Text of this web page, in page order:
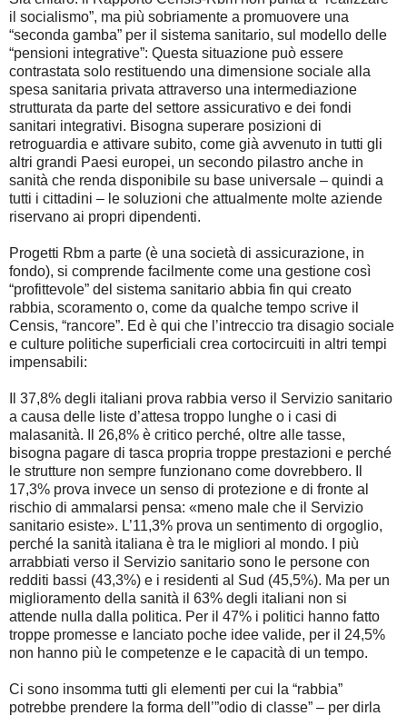
il socialismo”, ma più sobriamente a promuovere una
“seconda gamba” per il sistema sanitario, sul modello delle
“pensioni integrative”: Questa situazione può essere
contrastata solo restituendo una dimensione sociale alla
spesa sanitaria privata attraverso una intermediazione
strutturata da parte del settore assicurativo e dei fondi
sanitari integrativi. Bisogna superare posizioni di
retroguardia e attivare subito, come già avvenuto in tutti gli
altri grandi Paesi europei, un secondo pilastro anche in
sanità che renda disponibile su base universale – quindi a
tutti i cittadini – le soluzioni che attualmente molte aziende
riservano ai propri dipendenti.
Progetti Rbm a parte (è una società di assicurazione, in
fondo), si comprende facilmente come una gestione così
“profittevole” del sistema sanitario abbia fin qui creato
rabbia, scoramento o, come da qualche tempo scrive il
Censis, “rancore”. Ed è qui che l’intreccio tra disagio sociale
e culture politiche superficiali crea cortocircuiti in altri tempi
impensabili:
Il 37,8% degli italiani prova rabbia verso il Servizio sanitario
a causa delle liste d’attesa troppo lunghe o i casi di
malasanità. Il 26,8% è critico perché, oltre alle tasse,
bisogna pagare di tasca propria troppe prestazioni e perché
le strutture non sempre funzionano come dovrebbero. Il
17,3% prova invece un senso di protezione e di fronte al
rischio di ammalarsi pensa: «meno male che il Servizio
sanitario esiste». L’11,3% prova un sentimento di orgoglio,
perché la sanità italiana è tra le migliori al mondo. I più
arrabbiati verso il Servizio sanitario sono le persone con
redditi bassi (43,3%) e i residenti al Sud (45,5%). Ma per un
miglioramento della sanità il 63% degli italiani non si
attende nulla dalla politica. Per il 47% i politici hanno fatto
troppe promesse e lanciato poche idee valide, per il 24,5%
non hanno più le competenze e le capacità di un tempo.
Ci sono insomma tutti gli elementi per cui la “rabbia”
potrebbe prendere la forma dell’”odio di classe” – per dirla